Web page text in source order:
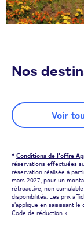
Nos
Voir
* Conditions de l'offre
réservations effectuées
réservation réalisée à
mars 2027, pour un
rétroactive, non
disponibilités. Les prix
s'applique en saisissant
Code de réduction ».